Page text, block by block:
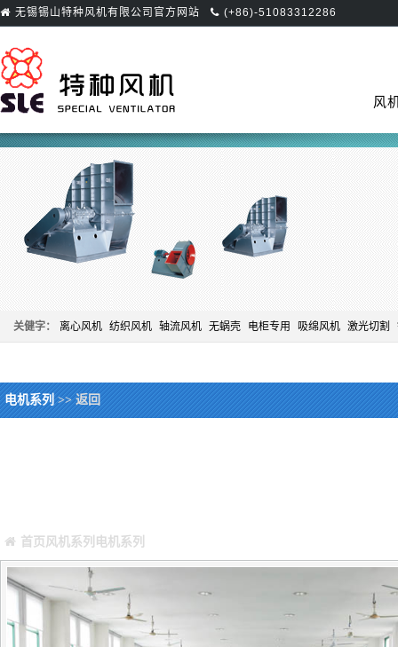
无锡锡山特种风机有限公司官方网站 (+86)-51083312286
风
关健字： 离心风机 纺织风机 轴流风机 无蜗壳 电柜专用 吸绵风机 激光切割
电机系列 >> 返回
首页 风机系列 电机系列